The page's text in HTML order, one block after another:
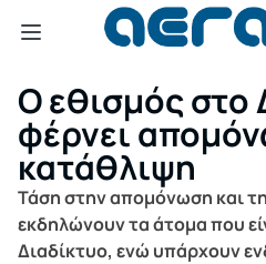
Ο εθισμός στο
φέρνει
κατάθλιψη
Τάση στην απομόνωση και
εκδηλώνουν τα άτομα που
Διαδίκτυο, ενώ υπάρχουν